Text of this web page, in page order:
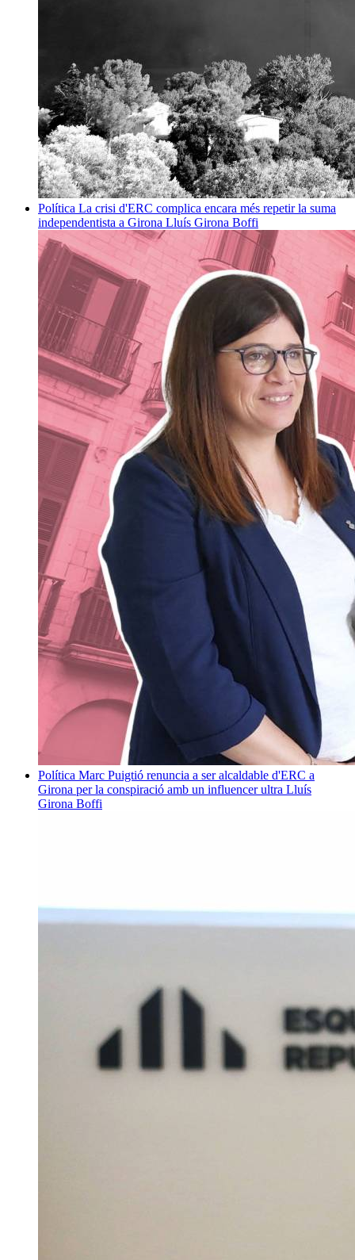
Política La crisi d'ERC complica encara més repetir la suma
independentista a Girona Lluís Girona Boffi
Política Marc Puigtió renuncia a ser alcaldable d'ERC a
Girona per la conspiració amb un influencer ultra Lluís
Girona Boffi